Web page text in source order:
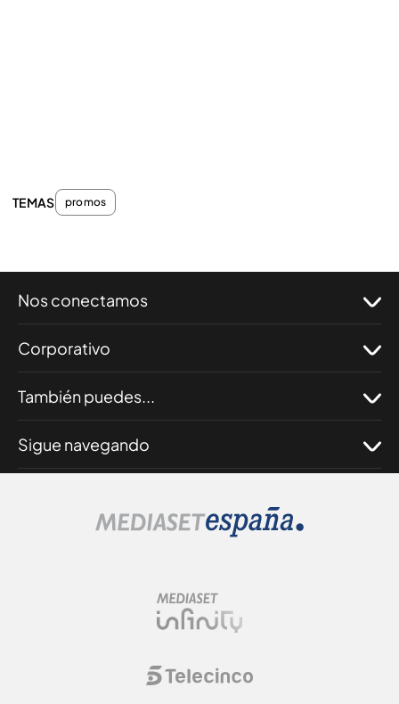
TEMAS promos
Nos conectamos
Corporativo
También puedes...
Sigue navegando